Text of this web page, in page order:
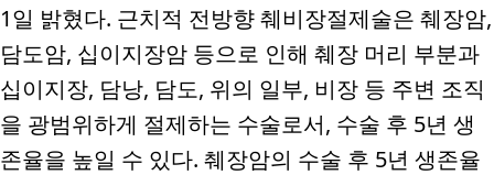
1일 밝혔다. 근치적 전방향 췌비장절제술은 췌장암,
담도암, 십이지장암 등으로 인해 췌장 머리 부분과
십이지장, 담낭, 담도, 위의 일부, 비장 등 주변 조직
을 광범위하게 절제하는 수술로서, 수술 후 5년 생
존율을 높일 수 있다. 췌장암의 수술 후 5년 생존율